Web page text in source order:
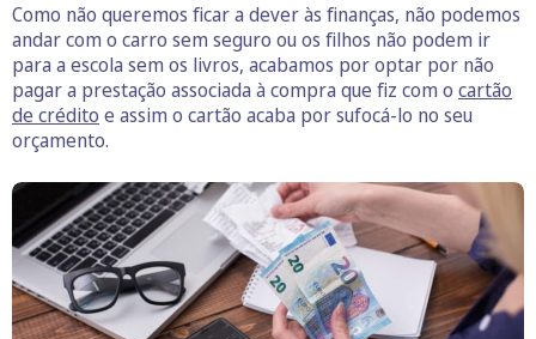
Como não queremos ficar a dever às finanças, não podemos
andar com o carro sem seguro ou os filhos não podem ir
para a escola sem os livros, acabamos por optar por não
pagar a prestação associada à compra que fiz com o cartão
de crédito e assim o cartão acaba por sufocá-lo no seu
orçamento.